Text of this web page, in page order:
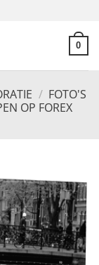
0
/ FOTO'S
OP FOREX